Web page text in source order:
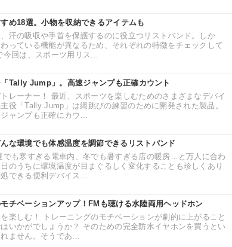
め18選。小物を収納できるアイテムも
汗の吸収や手首を保護するのに役立つリストバンド。しか
っている機能が異なるため、それぞれの特徴をチェックして
回は、スポーツ用リス...
Tally Jump」。高速ジャンプも正確カウント
レーナー！ 最近、スポーツを楽しむためのさまざまなデバイ
役「Tally Jump」は縄跳びの練習のために開発された製品。
ャンプも正確にカウ...
な環境でも体感温度を調節できるリストバンド
でも寒すぎる電車内、冬でも暑すぎる店の暖房…と万人に合わ
のうちに環境温度が目まぐるしく変化することも珍しくあり
できる便利デバイス...
チベーションアップ！FMも聴ける水陸両用ヘッドホン
楽しむ！ トレーニングのモチベーションが劇的に上がること
いかがでしょうか？ そのための完全防水イヤホンを買うとい
ません。そうであ...